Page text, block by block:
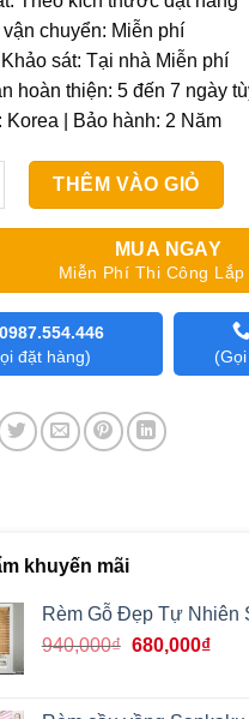
890,000₫.
là:
765,000₫.
chuyển: Miễn phí
sát: Tại nhà Miễn phí
hoàn thiện: 5 đến 7 ngày
| Bảo hành: 2 Năm
Padora Casper số lượng
THÊM VÀO GIỎ
MUA NGAY
Miễn Phí Thi Công
0987.554.446
đặt hàng)
khuyến mãi
Rèm Gỗ Đẹp Tự Nhiên
940,000₫ Giá
680,000₫Giá